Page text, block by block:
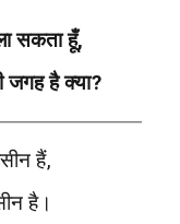
सकता हूँ,
जगह है क्या?
हैं,
है।